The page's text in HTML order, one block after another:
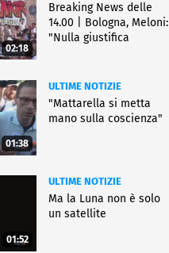
02:18
Breaking News delle
14.00 | Bologna, Meloni:
"Nulla giustifica
01:38
ULTIME NOTIZIE
"Mattarella si metta
mano sulla coscienza"
01:52
ULTIME NOTIZIE
Ma la Luna non è solo
un satellite